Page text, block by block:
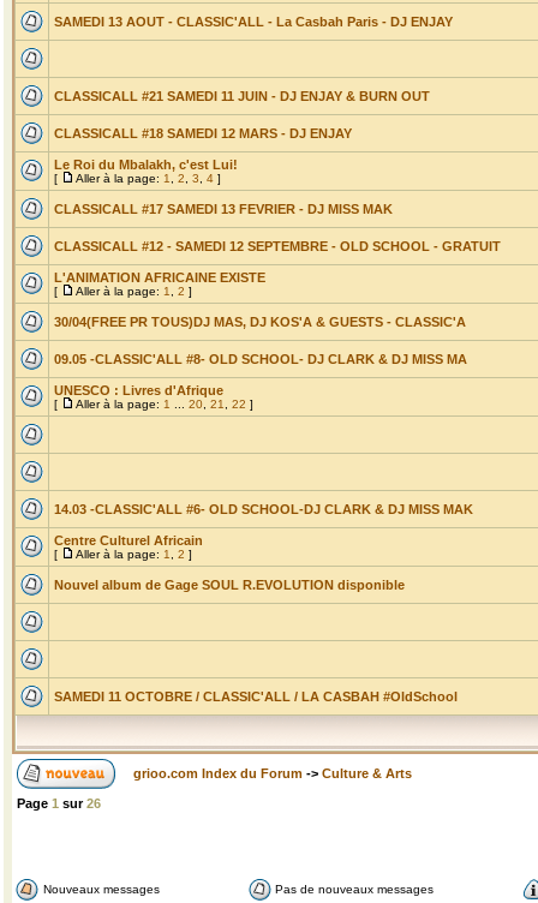
SAMEDI 13 AOUT - CLASSIC'ALL - La Casbah Paris - DJ ENJAY
CLASSICALL #21 SAMEDI 11 JUIN - DJ ENJAY & BURN OUT
CLASSICALL #18 SAMEDI 12 MARS - DJ ENJAY
Le Roi du Mbalakh, c'est Lui!
[ Aller à la page: 1 2 3 4 ]
CLASSICALL #17 SAMEDI 13 FEVRIER - DJ MISS MAK
CLASSICALL #12 - SAMEDI 12 SEPTEMBRE - OLD SCHOOL - GRATUIT
L'ANIMATION AFRICAINE EXISTE
[ Aller à la page: 1 2 ]
30/04(FREE PR TOUS)DJ MAS, DJ KOS'A & GUESTS - CLASSIC'A
09.05 -CLASSIC'ALL #8- OLD SCHOOL- DJ CLARK & DJ MISS MA
UNESCO : Livres d'Afrique
[ Aller à la page: 1 20 21 22 ]
14.03 -CLASSIC'ALL #6- OLD SCHOOL-DJ CLARK & DJ MISS MAK
Centre Culturel Africain
[ Aller à la page: 1 2 ]
Nouvel album de Gage SOUL R.EVOLUTION disponible
SAMEDI 11 OCTOBRE / CLASSIC'ALL / LA CASBAH #OldSchool
grioo.com Index du Forum -> Culture & Arts
Page 1 sur26
Nouveaux messages
Pas de nouveaux messages